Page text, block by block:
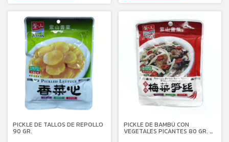
PICKLE DE TALLOS DE REPOLLO
90 GR.
PICKLE DE BAMBÚ CON
VEGETALES PICANTES 80 GR. 紫